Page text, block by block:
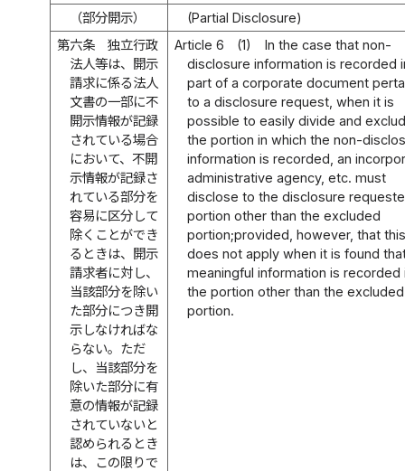
（部分開示）
(Partial Disclosure)
第六条
独立行政
法人等は、開示
請求に係る法人
文書の一部に不
開示情報が記録
されている場合
において、不開
示情報が記録さ
れている部分を
容易に区分して
除くことができ
るときは、開示
請求者に対し、
当該部分を除い
た部分につき開
示しなければな
らない。ただ
し、当該部分を
除いた部分に有
意の情報が記録
されていないと
認められるとき
は、この限りで
Article 6 (1)
In the case that non-
disclosure information is recorded
part of a corporate document
to a disclosure request, when it is
possible to easily divide and
the portion in which the non-
information is recorded, an
administrative agency, etc. must
disclose to the disclosure
portion other than the excluded
portion;provided, however, that
does not apply when it is found
meaningful information is recorded
the portion other than the excluded
portion.